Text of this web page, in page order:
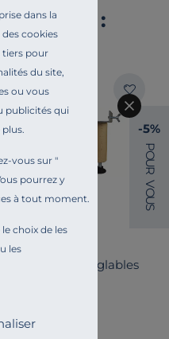
dans la
cookies
tiers pour
du site,
ou vous
publicités qui
vous sur "
pourrez y
à tout moment.
choix de les
les
OFFRE :
COSI PAR CAMIF
Lot de 2 pieds réglables
Français
-5%
P
O
U
R
V
O
U
S